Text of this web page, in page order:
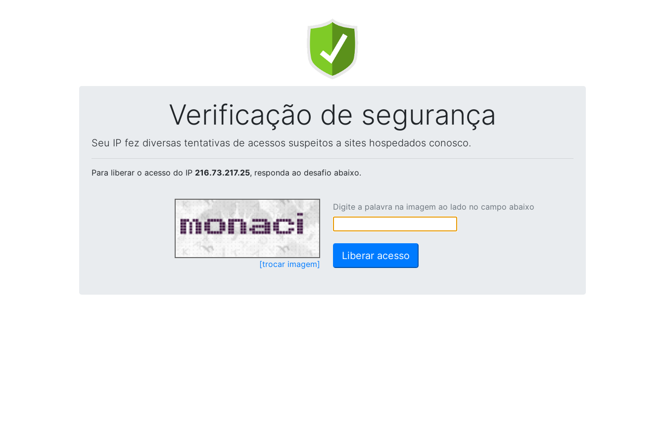
Verificação de segurança
Seu IP fez diversas tentativas de acessos suspeitos a sites hospedados conosco.
Para liberar o acesso do IP 216.73.217.25, responda ao desafio abaixo.
[trocar imagem]
Digite a palavra na imagem ao lado no campo abaixo